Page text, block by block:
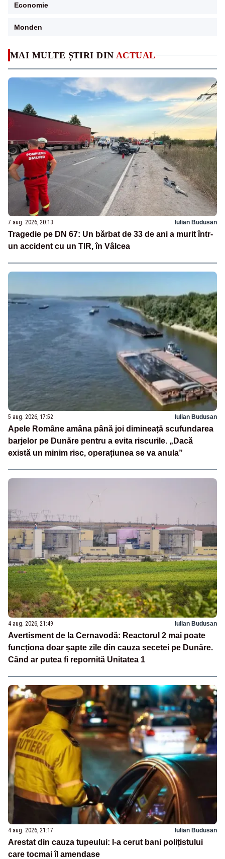
MAI MULTE ȘTIRI DIN ACTUAL
7 aug. 2026, 20:13 Iulian Budusan
Tragedie pe DN 67: Un bărbat de 33 de ani a murit într-
un accident cu un TIR, în Vâlcea
5 aug. 2026, 17:52 Iulian Budusan
Apele Române amâna până joi dimineață scufundarea
barjelor pe Dunăre pentru a evita riscurile. „Dacă
există un minim risc, operațiunea se va anula”
4 aug. 2026, 21:49 Iulian Budusan
Avertisment de la Cernavodă: Reactorul 2 mai poate
funcționa doar șapte zile din cauza secetei pe Dunăre.
Când ar putea fi repornită Unitatea 1
4 aug. 2026, 21:17 Iulian Budusan
Arestat din cauza tupeului: I-a cerut bani polițistului
care tocmai îl amendase
Economie
Monden